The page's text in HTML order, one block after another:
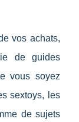
vos achats,
de guides
vous soyez
sextoys, les
de sujets